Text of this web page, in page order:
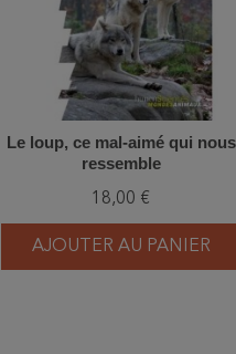
Le loup, ce mal-aimé qui nous
ressemble
18,00 €
AJOUTER AU PANIER